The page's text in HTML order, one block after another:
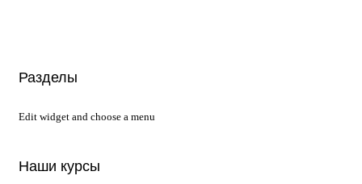
Разделы
Edit widget and choose a menu
Наши курсы